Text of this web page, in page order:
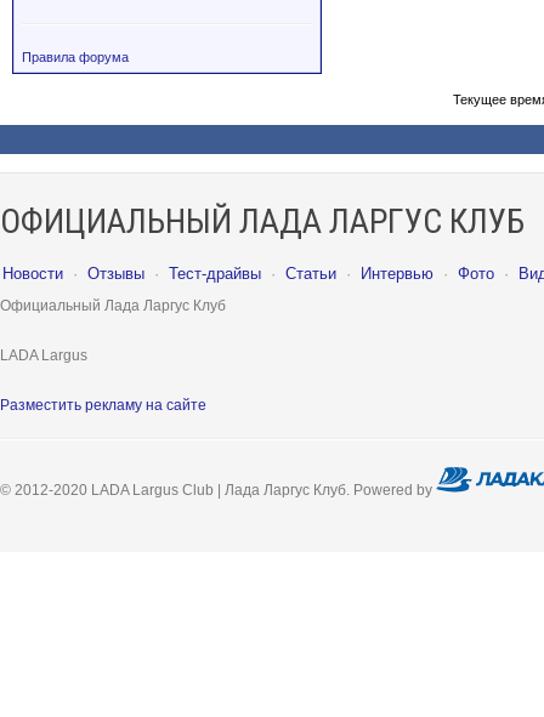
Правила форума
Текущее
ОФИЦИАЛЬНЫЙ ЛАДА ЛАРГУС КЛУБ
Новости · Отзывы · Тест-драйвы · Статьи · Интервью · Фото ·
Официальный Лада Ларгус Клуб
LADA Largus
Разместить рекламу на сайте
© 2012-2020 LADA Largus Club | Лада Ларгус Клуб. Powered by